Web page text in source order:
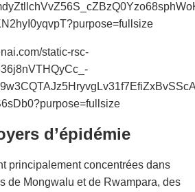
d’épidémie
principalement concentrées dans
de Mongwalu et de Rwampara, des